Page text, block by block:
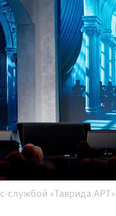
службой «Таврида.АРТ»